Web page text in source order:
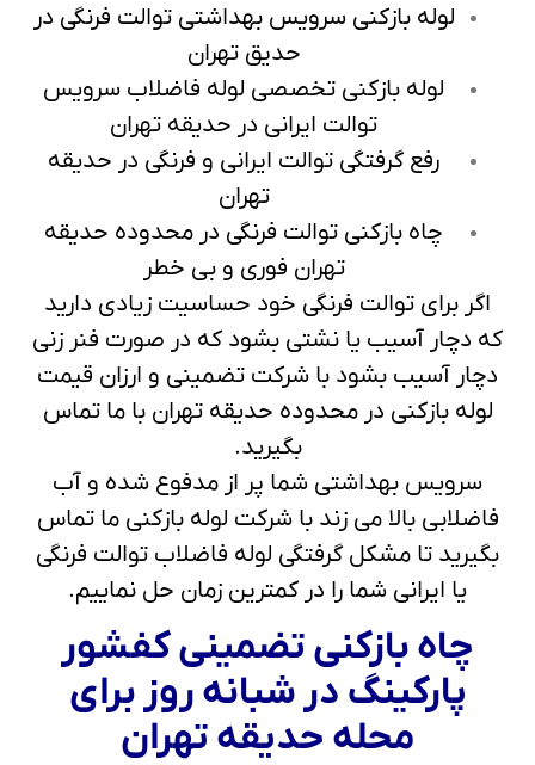
لوله بازکنی سرویس بهداشتی توالت فرنگی در
حدیق تهران
لوله بازکنی تخصصی لوله فاضلاب سرویس
توالت ایرانی در حدیقه تهران
رفع گرفتگی توالت ایرانی و فرنگی در حدیقه
تهران
چاه بازکنی توالت فرنگی در محدوده حدیقه
تهران فوری و بی خطر
اگر برای توالت فرنگی خود حساسیت زیادی دارید
که دچار آسیب یا نشتی بشود که در صورت فنر زنی
دچار آسیب بشود با شرکت تضمینی و ارزان قیمت
لوله بازکنی در محدوده حدیقه تهران با ما تماس
بگیرید.
سرویس بهداشتی شما پر از مدفوع شده و آب
فاضلابی بالا می زند با شرکت لوله بازکنی ما تماس
بگیرید تا مشکل گرفتگی لوله فاضلاب توالت فرنگی
یا ایرانی شما را در کمترین زمان حل نماییم.
چاه بازکنی تضمینی کفشور
پارکینگ در شبانه روز برای
محله حدیقه تهران